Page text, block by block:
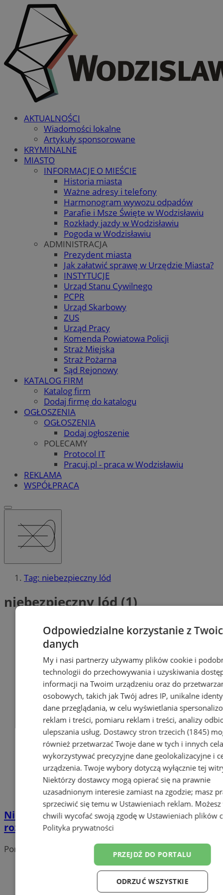
AKTUALNOŚCI
Wiadomości lokalne
Artykuły sponsorowane
KRYMINALNE
MIASTO
INFORMACJE O MIEŚCIE
Historia miasta
Ważne adresy i telefony
Harmonogram wywozu odpadów
Parafie i Msze Święte w Wodzisławiu
Rozkłady jazdy w Wodzisławiu
Pogoda w Wodzisławiu
ADMINISTRACJA
Prezydent miasta
Jak załatwić sprawę w Urzędzie Miasta?
INSTYTUCJE
Urząd Stanu Cywilnego
PCPR
Urząd Skarbowy
ZUS
Urząd Pracy
Komenda Powiatowa Policji
Straż Miejska
Straż Pożarna
Sąd Rejonowy
KATALOG FIRM
Katalog firm
Dodaj firmę do katalogu
OGŁOSZENIA
OGŁOSZENIA
Dodaj ogłoszenie
POLECAMY
Protocol IT
Pracuj.pl - praca w Wodzisławiu
REKLAMA
WSPÓŁPRACA
Tag: niebezpieczny lód
niebezpieczny lód (1)
Niebezpieczny lód zimą. Służby apelują o
rozwagę nad zbiornikami wodnymi
Portal należy do sieci
Odpowiedzialne korzystanie z
danych
My i nasi partnerzy używamy plików cookie i
technologii do przechowywania i uzyskiwania
informacji na Twoim urządzeniu oraz do
osobowych, takich jak Twój adres IP, unikalne
dane przeglądania, w celu wyświetlania
reklam i treści, pomiaru reklam i treści, analizy
ulepszania usług. Dostawcy stron trzecich (1845)
również przetwarzać Twoje dane w tych i innych
wykorzystywać precyzyjne dane geolokalizacyjne i
urządzenia. Twoje wybory dotyczą wyłącznie tej
Niektórzy dostawcy mogą opierać się na prawnie
uzasadnionym interesie zamiast na zgodzie; masz
sprzeciwić się temu w Ustawieniach reklam.
chwili wycofać swoją zgodę w Ustawieniach plików
Polityka prywatności
PRZEJDŹ DO PORTALU
ODRZUĆ WSZYSTKIE